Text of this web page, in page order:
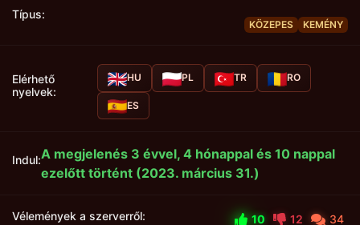
Típus:
KÖZEPES KEMÉNY
Elérhető
nyelvek:
HU PL TR RO
ES
Indul:A megjelenés 3 évvel, 4 hónappal és 10 nappal
ezelőtt történt (2023. március 31.)
Vélemények a szerverről: 10 12 34